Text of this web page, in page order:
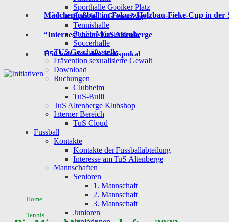
Sporthalle Gooiker Platz
Sporthalle Grüner Weg
Tennishalle
Studio Münsterstraße
Soccerhalle
TUS Geschäftsstelle
Prävention sexualisierte Gewalt
Download
Buchungen
Clubheim
TuS-Bulli
TuS Altenberge Klubshop
Interner Bereich
TuS Cloud
Fussball
Kontakte
Kontakte der Fussballabteilung
Interesse am TuS Altenberge
Mannschaften
Senioren
1. Mannschaft
2. Mannschaft
3. Mannschaft
Junioren
Mädchenfußball im Fokus: Holzbau-Fieke-Cup in der
“Internes” beim TuS Altenberge
Ü50 holt sich den Kreispokal
Home
Tennis